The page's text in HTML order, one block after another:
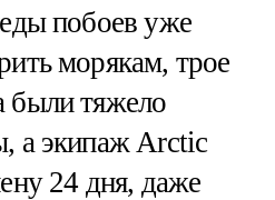
побоев уже
морякам, трое
были тяжело
а экипаж Arctic
24 дня, даже